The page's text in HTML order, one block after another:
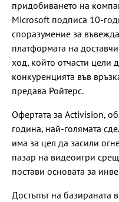
придобиването на
Microsoft подписа 10-
споразумение за
платформата на
ход, който отчасти цели
конкуренцията във
предава Ройтерс.
Офертата за Activision,
година, най-голямата
има за цел да засили
пазар на видеоигри
постави основата за
Достъпът на